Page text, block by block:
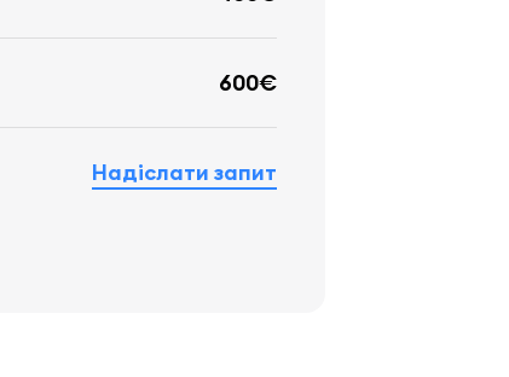
600€
Надіслати запит